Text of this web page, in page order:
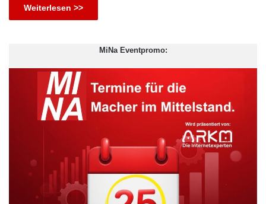
Weiterlesen >>
MiNa Eventpromo: